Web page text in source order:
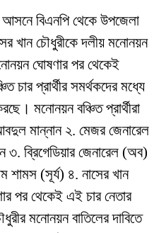
আসনে বিএনপি থেকে উপজেলা
খান চৌধুরীকে দলীয় মনোনয়ন
ঘোষণার পর থেকেই
চার প্রার্থীর সমর্থকদের মধ্যে
মনোনয়ন বঞ্চিত প্রার্থীরা
মান্নান ২. মেজর জেনারেল
ব্রিগেডিয়ার জেনারেল (অব)
(সূর্য) ৪. নাসের খান
পর থেকেই এই চার নেতার
মনোনয়ন বাতিলের দাবিতে